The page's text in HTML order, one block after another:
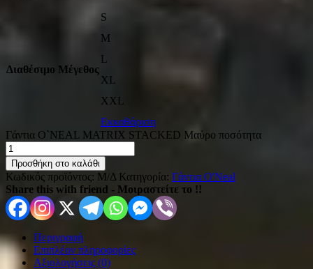
Διαθέσιμο Μέγεθος
S
M
L
XL
XXL
Εκκαθάριση
Γάντια O`NEAL MATRIX STACKED Μαύρο ποσότητα
Προσθήκη στο καλάθι
Κωδικός προϊόντος: Μ/Δ Κατηγορία: Γάντια O'Νeal
Share this with friend - Μοιραστείτε το !!
Περιγραφή
Επιπλέον πληροφορίες
Αξιολογήσεις (0)